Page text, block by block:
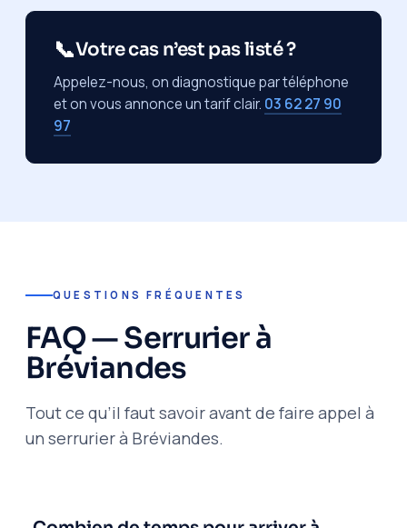
📞Votre cas n’est pas listé ?
Appelez-nous, on diagnostique par téléphone
et on vous annonce un tarif clair. 03 62 27 90
97
QUESTIONS FRÉQUENTES
FAQ — Serrurier à
Bréviandes
Tout ce qu’il faut savoir avant de faire appel à
un serrurier à Bréviandes.